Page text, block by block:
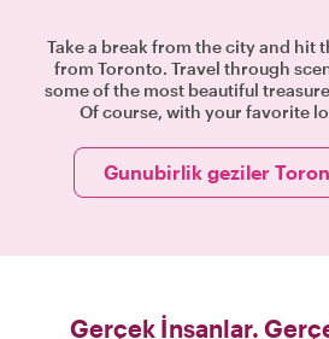
Take a break from the city and hit
from Toronto. Travel through
some of the most beautiful
Of course, with your favorite
Gunubirlik geziler
Gerçek İnsanlar.